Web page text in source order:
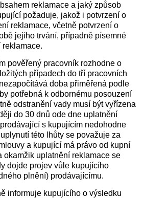
reklamace a jaký způsob
požaduje, jakož i potvrzení o
reklamace, včetně potvrzení o
jejího trvání, případně písemné
pověřený pracovník rozhodne o
případech do tří pracovních
doba přiměřená podle
potřebná k odbornému posouzení
odstranění vady musí být vyřízena
do 30 dnů ode dne uplatnění
s kupujícím nedohodne
této lhůty se považuje za
a kupující má právo od kupní
okamžik uplatnění reklamace se
dojde projev vůle kupujícího
plnění) prodávajícímu.
informuje kupujícího o výsledku